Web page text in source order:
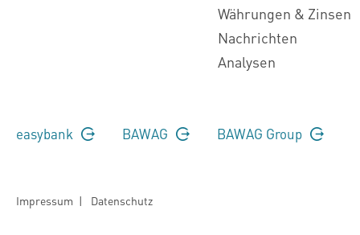
Währungen & Zinsen
Nachrichten
Analysen
easybank BAWAG BAWAG Group
Impressum | Datenschutz